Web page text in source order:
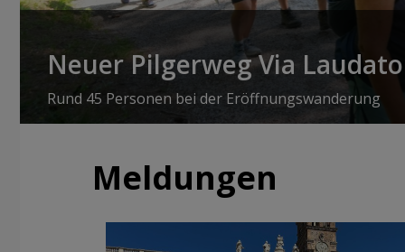
Neuer Pilgerweg Via Laudato
Rund 45 Personen bei der Eröffnungswanderung
Meldungen